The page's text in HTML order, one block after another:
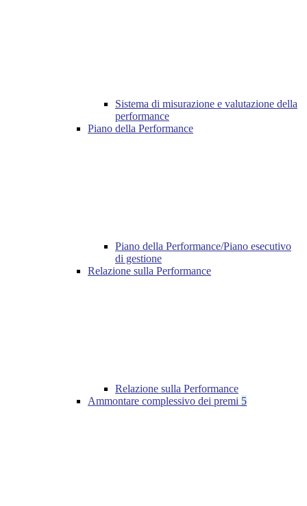
Sistema di misurazione e valutazione della
performance
Piano della Performance
Piano della Performance/Piano esecutivo
di gestione
Relazione sulla Performance
Relazione sulla Performance
Ammontare complessivo dei premi 5